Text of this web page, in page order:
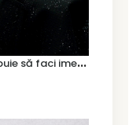
T
elefon scăpat în apă – ce trebuie să faci imediat și ce greșeli să eviți